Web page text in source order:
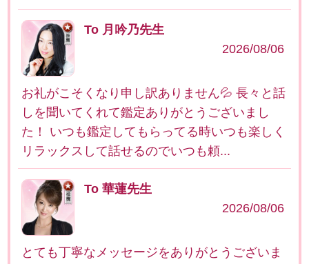
To 月吟乃先生
2026/08/06
お礼がこそくなり申し訳ありません💦 長々と話
しを聞いてくれて鑑定ありがとうございまし
た！ いつも鑑定してもらってる時いつも楽しく
リラックスして話せるのでいつも頼...
To 華蓮先生
2026/08/06
とても丁寧なメッセージをありがとうございま